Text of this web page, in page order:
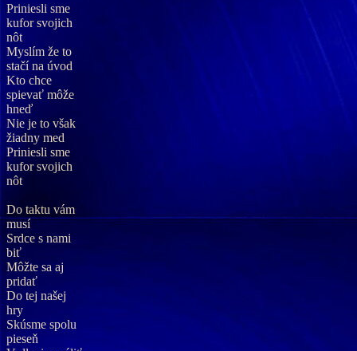
Priniesli sme
kufor svojich
nôt
Myslím že to
stačí na úvod
Kto chce
spievať môže
hneď
Nie je to však
žiadny med
Priniesli sme
kufor svojich
nôt
Do taktu vám
musí
Srdce s nami
biť
Môžte sa aj
pridať
Do tej našej
hry
Skúsme spolu
pieseň